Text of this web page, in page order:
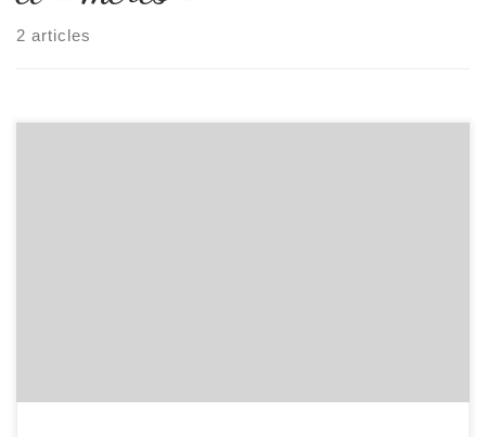
2 articles